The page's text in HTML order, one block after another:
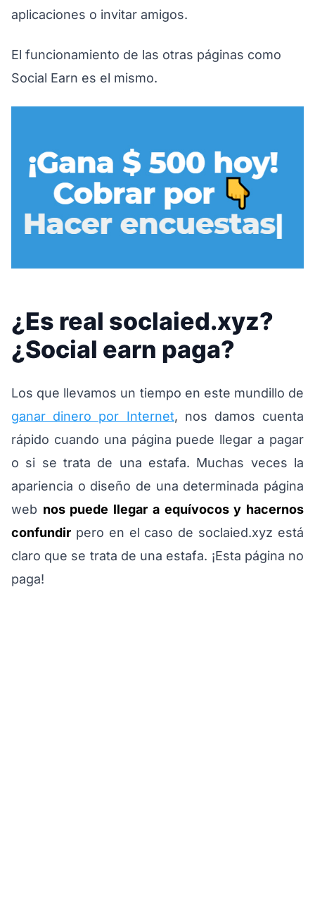
aplicaciones o invitar amigos.
El funcionamiento de las otras páginas como
Social Earn es el mismo.
¿Es real soclaied.xyz?
¿Social earn paga?
Los que llevamos un tiempo en este mundillo de
ganar dinero por Internet, nos damos cuenta
rápido cuando una página puede llegar a pagar
o si se trata de una estafa. Muchas veces la
apariencia o diseño de una determinada página
web nos puede llegar a equívocos y hacernos
confundir pero en el caso de soclaied.xyz está
claro que se trata de una estafa. ¡Esta página no
paga!